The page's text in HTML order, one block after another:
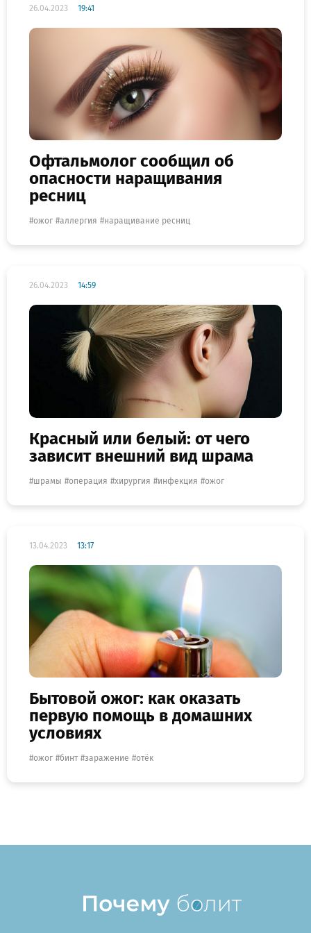
26.04.2023 19:41
Офтальмолог сообщил об
опасности наращивания
ресниц
ожог аллергия наращивание ресниц
26.04.2023 14:59
Красный или белый: от чего
зависит внешний вид шрама
шрамы операция хирургия инфекция ожог
13.04.2023 13:17
Бытовой ожог: как оказать
первую помощь в домашних
условиях
ожог бинт заражение отёк